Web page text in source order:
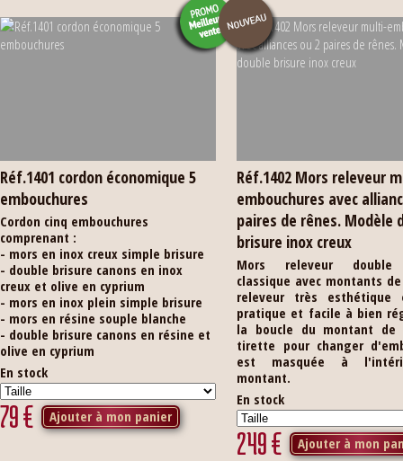
Réf.1401 cordon économique 5
embouchures
Cordon cinq embouchures
comprenant :
- mors en inox creux simple brisure
- double brisure canons en inox
creux et olive en cyprium
- mors en inox plein simple brisure
- mors en résine souple blanche
- double brisure canons en résine et
olive en cyprium
En stock
79€ Ajouter à mon panier
Réf.1402 Mors releveur
embouchures avec
paires de rênes. Modèle
brisure inox creux
Mors releveur double
classique avec montants
releveur très esthétique
pratique et facile à bien
la boucle du montant
tirette pour changer
est masquée à
montant.
En stock
249€ Ajouter à mon